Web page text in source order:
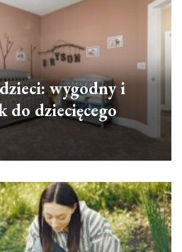
wygodny i
do dziecięcego